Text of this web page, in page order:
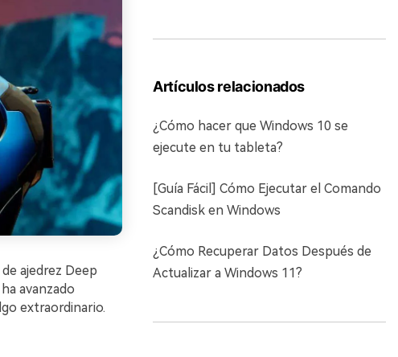
ajedrez Deep
avanzado
extraordinario.
Artículos relacionados
¿Cómo hacer que Windows 10 se
ejecute en tu tableta?
[Guía Fácil] Cómo Ejecutar el Comando
Scandisk en Windows
¿Cómo Recuperar Datos Después de
Actualizar a Windows 11?